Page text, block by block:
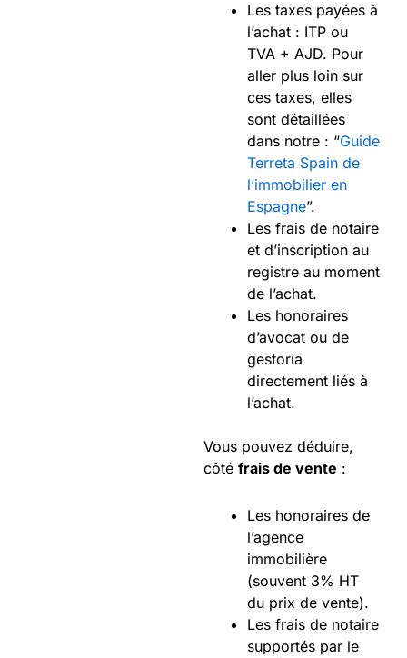
Les taxes payées à
l’achat : ITP ou
TVA + AJD. Pour
aller plus loin sur
ces taxes, elles
sont détaillées
dans notre : “Guide
Terreta Spain de
l’immobilier en
Espagne”.
Les frais de notaire
et d’inscription au
registre au moment
de l’achat.
Les honoraires
d’avocat ou de
gestoría
directement liés à
l’achat.
Vous pouvez déduire,
côté frais de vente :
Les honoraires de
l’agence
immobilière
(souvent 3% HT
du prix de vente).
Les frais de notaire
supportés par le